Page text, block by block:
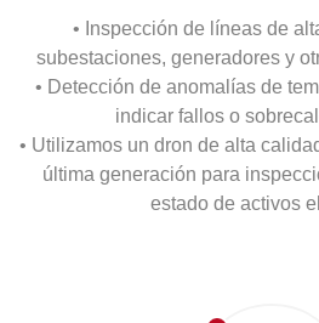
• Inspección de líneas de
subestaciones, generadores y
• Detección de anomalías de
indicar fallos o
• Utilizamos un dron de alta
última generación para
estado de activos